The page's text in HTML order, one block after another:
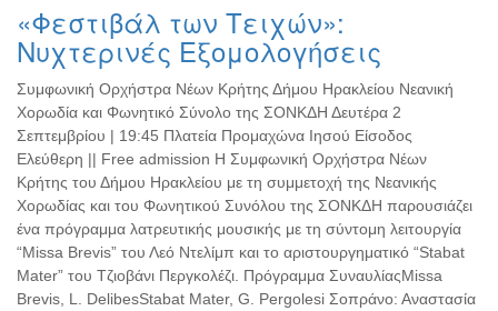
ΜΑΣ
ΔΗΜΟΣ
ΠΟΛΙΤΙΣΜΟΣ
ΑΝΘΕΚΤΙΚΗ
ΠΟΛΗ
«Φεστιβάλ των Τειχών»:
Νυχτερινές Εξομολογήσεις
Συμφωνική Ορχήστρα Νέων Κρήτης Δήμου Ηρακλείου Νεανική
Χορωδία και Φωνητικό Σύνολο της ΣΟΝΚΔΗ Δευτέρα 2
Σεπτεμβρίου | 19:45 Πλατεία Προμαχώνα Ιησού Είσοδος
Ελεύθερη || Free admission Η Συμφωνική Ορχήστρα Νέων
Κρήτης του Δήμου Ηρακλείου με τη συμμετοχή της Νεανικής
Χορωδίας και του Φωνητικού Συνόλου της ΣΟΝΚΔΗ παρουσιάζει
ένα πρόγραμμα λατρευτικής μουσικής με τη σύντομη λειτουργία
“Missa Brevis” του Λεό Ντελίμπ και το αριστουργηματικό “Stabat
Mater” του Τζιοβάνι Περγκολέζι. Πρόγραμμα ΣυναυλίαςMissa
Brevis, L. DelibesStabat Mater, G. Pergolesi Σοπράνο: Αναστασία